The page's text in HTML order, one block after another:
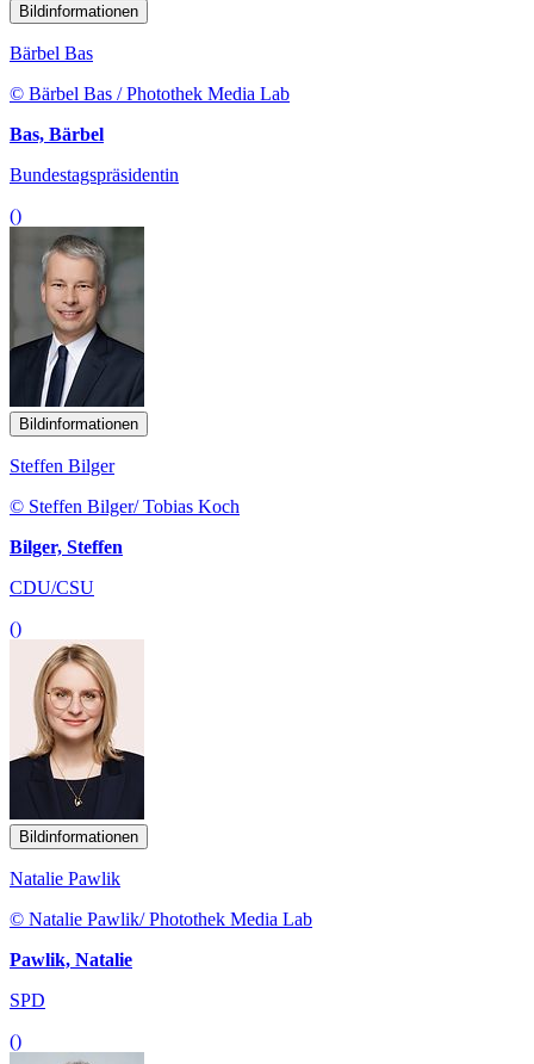
Bildinformationen
Bärbel Bas
© Bärbel Bas / Photothek Media Lab
Bas, Bärbel
Bundestagspräsidentin
()
Bildinformationen
Steffen Bilger
© Steffen Bilger/ Tobias Koch
Bilger, Steffen
CDU/CSU
()
Bildinformationen
Natalie Pawlik
© Natalie Pawlik/ Photothek Media Lab
Pawlik, Natalie
SPD
()